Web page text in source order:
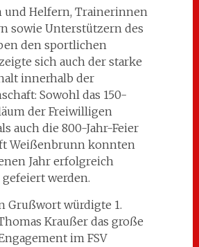
und Helfern, Trainerinnen
sowie Unterstützern des
den sportlichen
sich auch der starke
innerhalb der
Sowohl das 150-
der Freiwilligen
auch die 800-Jahr-Feier
Weißenbrunn konnten
Jahr erfolgreich
werden.
Grußwort würdigte 1.
Kraußer das große
im FSV